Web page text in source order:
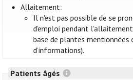
Allaitement:
Il n'est pas possible de se
d’emploi pendant
base de plantes mentionnées
d’informations).
Patients âgés